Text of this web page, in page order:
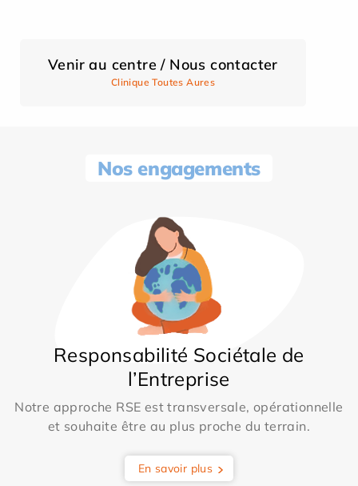
Venir au centre / Nous contacter
Clinique Toutes Aures
Nos engagements
Responsabilité Sociétale de
l’Entreprise
Notre approche RSE est transversale, opérationnelle
et souhaite être au plus proche du terrain.
En savoir plus